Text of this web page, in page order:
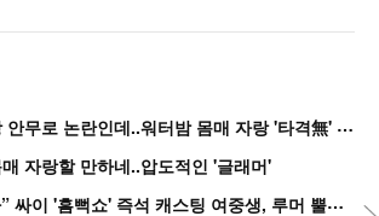
비
비, 성행위 연상 안무로 논란인데..워터밤 몸매 자랑 '타격無' 근황
자랑할 만하네..압도적인 '글래머'
“
연습생 아닙니다” 싸이 '흠뻑쇼' 즉석 캐스팅 여중생, 루머 뿔났다[Oh!쎈 이...